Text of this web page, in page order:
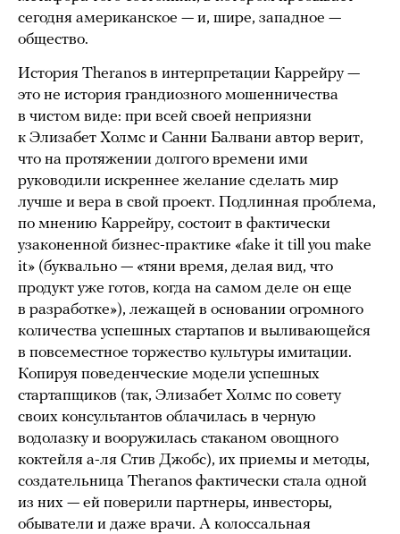
сегодня американское — и, шире, западное —
общество.
История Theranos в интерпретации Каррейру —
это не история грандиозного мошенничества
в чистом виде: при всей своей неприязни
к Элизабет Холмс и Санни Балвани автор верит,
что на протяжении долгого времени ими
руководили искреннее желание сделать мир
лучше и вера в свой проект. Подлинная проблема,
по мнению Каррейру, состоит в фактически
узаконенной бизнес-практике «fake it till you make
it» (буквально — «тяни время, делая вид, что
продукт уже готов, когда на самом деле он еще
в разработке»), лежащей в основании огромного
количества успешных стартапов и выливающейся
в повсеместное торжество культуры имитации.
Копируя поведенческие модели успешных
стартапщиков (так, Элизабет Холмс по совету
своих консультантов облачилась в черную
водолазку и вооружилась стаканом овощного
коктейля а-ля Стив Джобс), их приемы и методы,
создательница Theranos фактически стала одной
из них — ей поверили партнеры, инвесторы,
обыватели и даже врачи. А колоссальная